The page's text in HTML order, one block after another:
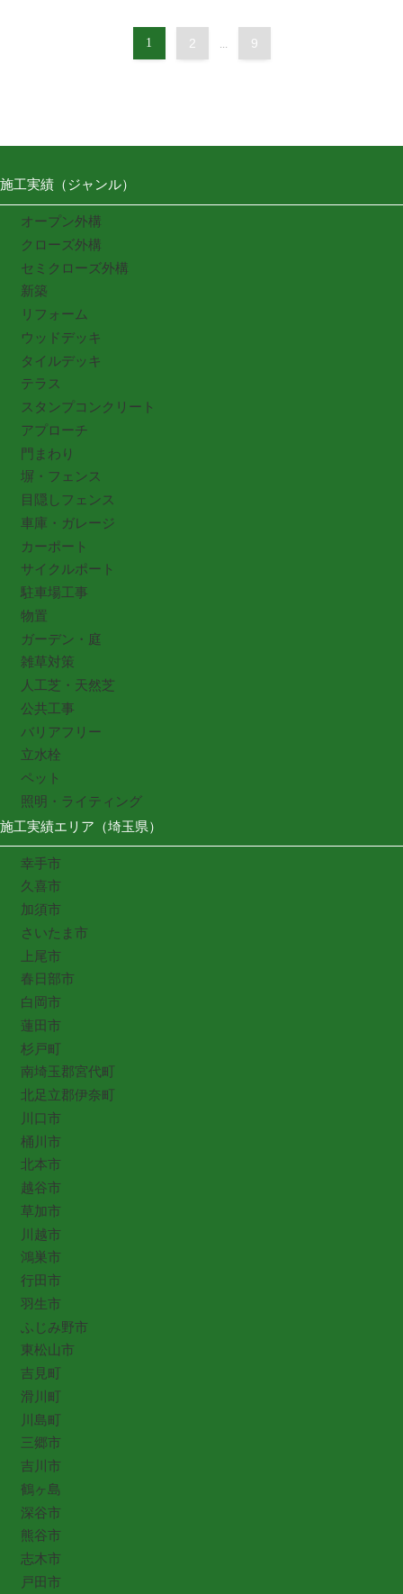
1 2 9
施工実績（ジャンル）
オープン外構
クローズ外構
セミクローズ外構
新築
リフォーム
ウッドデッキ
タイルデッキ
テラス
スタンプコンクリート
アプローチ
門まわり
塀・フェンス
目隠しフェンス
車庫・ガレージ
カーポート
サイクルポート
駐車場工事
物置
ガーデン・庭
雑草対策
人工芝・天然芝
公共工事
バリアフリー
立水栓
ペット
照明・ライティング
施工実績エリア（埼玉県）
幸手市
久喜市
加須市
さいたま市
上尾市
春日部市
白岡市
蓮田市
杉戸町
南埼玉郡宮代町
北足立郡伊奈町
川口市
桶川市
北本市
越谷市
草加市
川越市
鴻巣市
行田市
羽生市
ふじみ野市
東松山市
吉見町
滑川町
川島町
三郷市
吉川市
鶴ヶ島
深谷市
熊谷市
志木市
戸田市